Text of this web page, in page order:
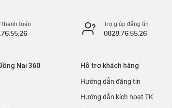
thanh toán Trợ giúp đăng tin
0828.76.55.26
Nai 360 Hỗ trợ khách hàng
Hướng dẫn đăng tin
Hướng dẫn kích hoạt TK